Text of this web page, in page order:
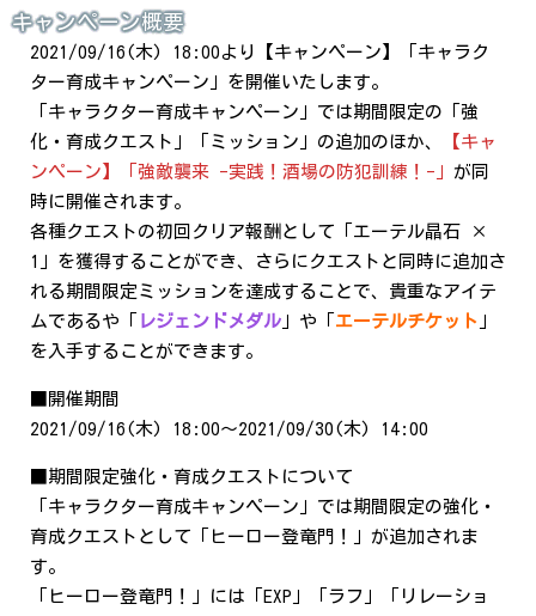
キャンペーン概要
2021/09/16(木) 18:00より【キャンペーン】「キャラク
ター育成キャンペーン」を開催いたします。
「キャラクター育成キャンペーン」では期間限定の「強
化・育成クエスト」「ミッション」の追加のほか、
【キャ
ンペーン】「強敵襲来 -実践！酒場の防犯訓練！-」 が同
時に開催されます。
各種クエストの初回クリア報酬として「エーテル晶石 ×
1」を獲得することができ、さらにクエストと同時に追加さ
れる期間限定ミッションを達成することで、貴重なアイテ
ムであるや「
レジェンドメダル 」や「 エーテルチケット
を入手することができます。
■開催期間
2021/09/16(木) 18:00～2021/09/30(木) 14:00
■期間限定強化・育成クエストについて
「キャラクター育成キャンペーン」では期間限定の強化・
育成クエストとして「ヒーロー登竜門！」が追加されま
す。
「ヒーロー登竜門！」には「EXP」「ラフ」「リレーショ